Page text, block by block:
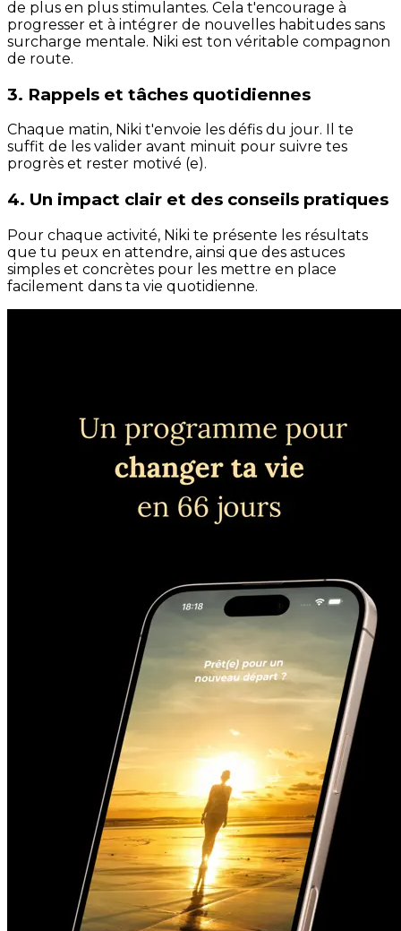
de plus en plus stimulantes. Cela t'encourage à
progresser et à intégrer de nouvelles habitudes sans
surcharge mentale. Niki est ton véritable compagnon
de route.
3. Rappels et tâches quotidiennes
Chaque matin, Niki t'envoie les défis du jour. Il te
suffit de les valider avant minuit pour suivre tes
progrès et rester motivé (e).
4. Un impact clair et des conseils pratiques
Pour chaque activité, Niki te présente les résultats
que tu peux en attendre, ainsi que des astuces
simples et concrètes pour les mettre en place
facilement dans ta vie quotidienne.